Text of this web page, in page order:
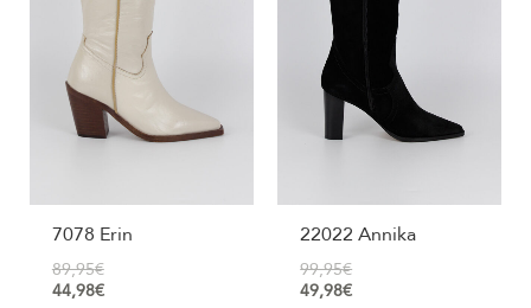
7078 Erin
89,95€
44,98€
22022 Annika
99,95€
49,98€